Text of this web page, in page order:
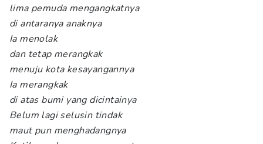
lima pemuda mengangkatnya
di antaranya anaknya
Ia menolak
dan tetap merangkak
menuju kota kesayangannya
Ia merangkak
di atas bumi yang dicintainya
Belum lagi selusin tindak
maut pun menghadangnya